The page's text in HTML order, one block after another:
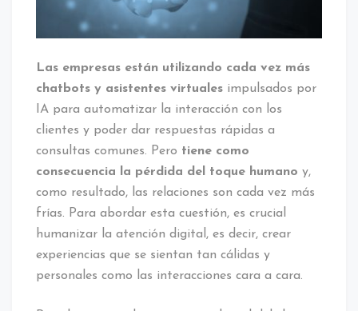
Las empresas están utilizando cada vez más
chatbots y asistentes virtuales impulsados por
IA para automatizar la interacción con los
clientes y poder dar respuestas rápidas a
consultas comunes. Pero tiene como
consecuencia la pérdida del toque humano y,
como resultado, las relaciones son cada vez más
frías. Para abordar esta cuestión, es crucial
humanizar la atención digital, es decir, crear
experiencias que se sientan tan cálidas y
personales como las interacciones cara a cara.